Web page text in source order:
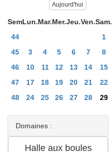
Aujourd'hui
SemLun.Mar.Mer.Jeu.Ven.Sam.
44
1
45
3 4 5 6 7 8
46
10 11 12 13 14 15
47
17 18 19 20 21 22
48
24 25 26 27 28 29
Domaines :